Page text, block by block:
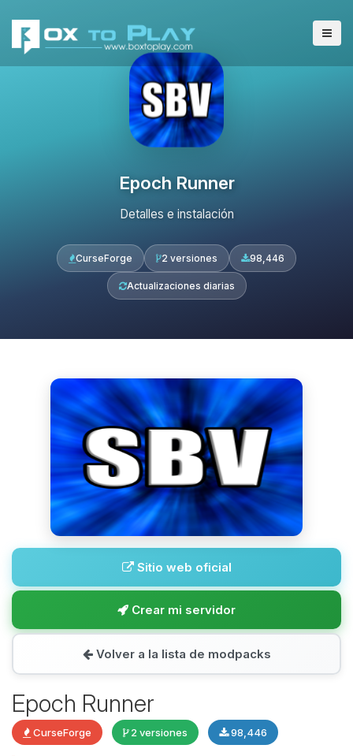
Epoch Runner
Detalles e instalación
CurseForge 2 versiones 98,446
Actualizaciones diarias
Sitio web oficial
Crear mi servidor
Volver a la lista de modpacks
Epoch Runner
CurseForge 2 versiones 98,446